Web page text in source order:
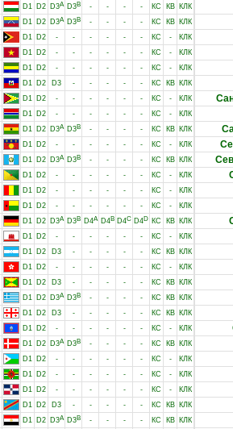
D1 D2 D3A D3B - - - - КС КВ КЛК
D1 D2 D3A D3B - - - - КС КВ КЛК
D1 D2 - - - - - - КС - КЛК
D1 D2 - - - - - - КС - КЛК
D1 D2 - - - - - - КС - КЛК
D1 D2 D3 - - - - - КС КВ КЛК
D1 D2 - - - - - - КС - КЛК
D1 D2 - - - - - - КС - КЛК
D1 D2 D3A D3B - - - - КС КВ КЛК
D1 D2 - - - - - - КС - КЛК
D1 D2 D3A D3B - - - - КС КВ КЛК
D1 D2 - - - - - - КС - КЛК
D1 D2 - - - - - - КС - КЛК
D1 D2 - - - - - - КС - КЛК
D1 D2 D3A D3B D4A D4B D4C D4D КС КВ КЛК
D1 D2 - - - - - - КС - КЛК
D1 D2 D3 - - - - - КС КВ КЛК
D1 D2 - - - - - - КС - КЛК
D1 D2 D3 - - - - - КС КВ КЛК
D1 D2 D3A D3B - - - - КС КВ КЛК
D1 D2 D3 - - - - - КС КВ КЛК
D1 D2 - - - - - - КС - КЛК
D1 D2 D3A D3B - - - - КС КВ КЛК
D1 D2 - - - - - - КС - КЛК
D1 D2 - - - - - - КС - КЛК
D1 D2 - - - - - - КС - КЛК
D1 D2 D3 - - - - - КС КВ КЛК
D1 D2 D3A D3B - - - - КС КВ КЛК